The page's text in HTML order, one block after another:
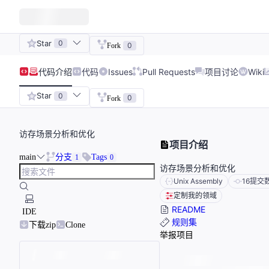
Star 0 Fork 0
代码介绍 代码 Issues Pull Requests 项目讨论 Wiki
Star 0 Fork 0
访存场景分析和优化
main 分支 1 Tags 0
IDE
下载zip
Clone
项目介绍
访存场景分析和优化
Unix Assembly 16提交
定制我的领域
README
规则集
举报项目